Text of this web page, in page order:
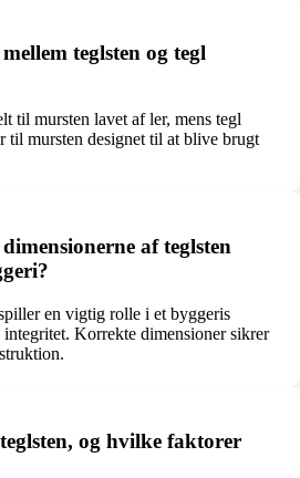
teglsten og tegl
til mursten lavet af ler, mens tegl
til mursten designet til at blive brugt
af teglsten
en vigtig rolle i et byggeris
integritet. Korrekte dimensioner sikrer
og hvilke faktorer